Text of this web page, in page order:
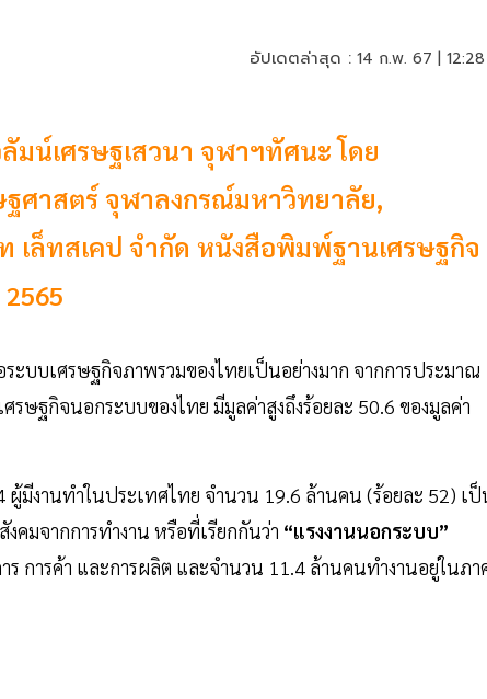
อัปเดตล่าสุด : 14 ก.พ. 67 |
มน์เศรษฐเสวนา จุฬาฯทัศนะ โดย
ศาสตร์ จุฬาลงกรณ์มหาวิทยาลัย,
ล็ทสเคป จำกัด หนังสือพิมพ์ฐานเศรษฐกิจ
บบเศรษฐกิจภาพรวมของไทยเป็นอย่างมาก จากการประมาณ
รษฐกิจนอกระบบของไทย มีมูลค่าสูงถึงร้อยละ 50.6 ของมูลค่า
มีงานทำในประเทศไทย จำนวน 19.6 ล้านคน (ร้อยละ 52) เ
คมจากการทำงาน หรือที่เรียกกันว่า “แรงงานนอกระบบ”
การค้า และการผลิต และจำนวน 11.4 ล้านคนทำงานอยู่ในภา